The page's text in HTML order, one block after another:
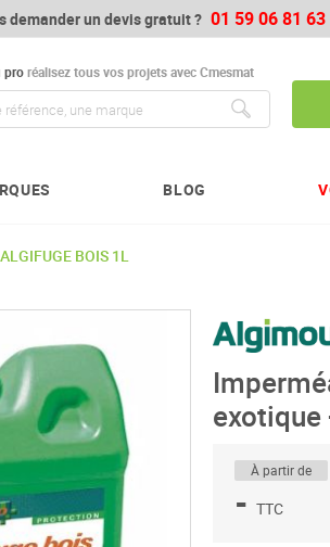
demander un devis gratuit ? 01 59 06 81 63
proréalisez tous vos projets avec Cmesmat
BLOG
BOIS 1L
exotique
À partir de
- TTC